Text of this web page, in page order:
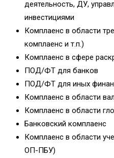
деятельность, ДУ,
инвестициями
Комплаенс в области
комплаенс и т.п.)
Комплаенс в сфере
ПОД/ФТ для банков
ПОД/ФТ для иных
Комплаенс в области
Комплаенс в области
Банковский комплаенс
Комплаенс в области
ОП-ПБУ)